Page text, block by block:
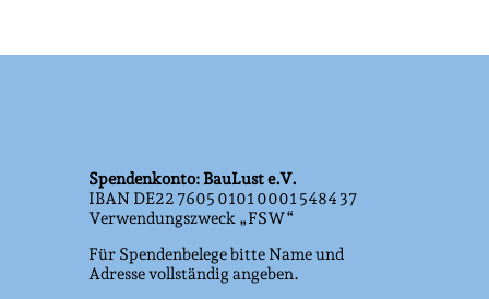
Spendenkonto: BauLust e.V.
IBAN DE22 7605 0101 0001 5484 37
Verwendungszweck „FSW“
Für Spendenbelege bitte Name und
Adresse vollständig angeben.